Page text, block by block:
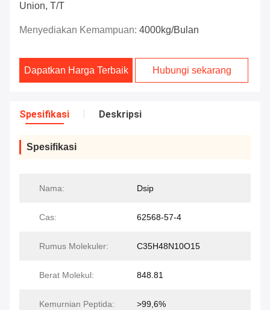
Union, T/T
Menyediakan Kemampuan: 4000kg/Bulan
Dapatkan Harga Terbaik Hubungi sekarang
Spesifikasi Deskripsi
Spesifikasi
Nama: Dsip
Cas: 62568-57-4
Rumus Molekuler: C35H48N10O15
Berat Molekul: 848.81
Kemurnian Peptida: >99,6%